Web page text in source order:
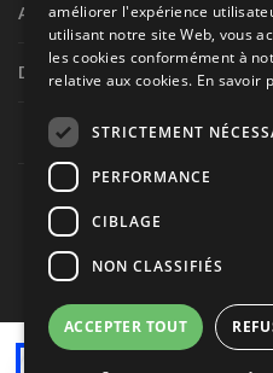
Autres séries nationales
Divers
Tous droits réservés © Les
Ce site est produit et
Politique de
améliorer l'expérience
utilisant notre site Web, vous
les cookies conformément à
relative aux cookies. En savoir
STRICTEMENT
PERFORMANCE
CIBLAGE
NON CLASSIFIÉS
ACCEPTER TOUT